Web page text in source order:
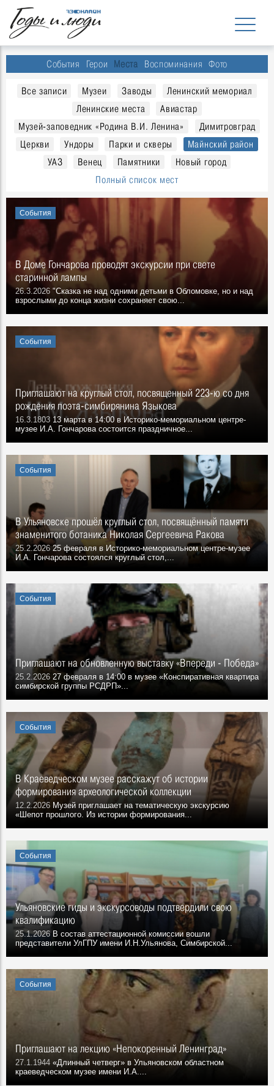
События Герои Места Воспоминания Фото
Все записи Музеи Заводы
Ленинский мемориал
Ленинские места
Авиастар
Музей-заповедник «Родина В.И. Ленина»
Димитровград
Церкви
Ундоры Парки и скверы
Майнский район
УАЗ
Венец Памятники
Новый город
Полный список мест
События
В Доме Гончарова проводят экскурсии при свете
старинной лампы
26.3.2026 "Сказка не над одними детьми в Обломовке, но и над
взрослыми до конца жизни сохраняет свою...
События
Приглашают на круглый стол, посвященный 223-ю со дня
рождения поэта-симбирянина Языкова
16.3.1803 13 марта в 14:00 в Историко-мемориальном центре-
музее И.А. Гончарова состоится праздничное...
События
В Ульяновске прошёл круглый стол, посвящённый памяти
знаменитого ботаника Николая Сергеевича Ракова
25.2.202625 февраля в Историко-мемориальном центре-музее
И.А. Гончарова состоялся круглый стол,...
События
Приглашают на обновленную выставку «Впереди - Победа»
25.2.2026 27 февраля в 14:00 в музее «Конспиративная квартира
симбирской группы РСДРП»...
События
В Краеведческом музее расскажут об истории
формирования археологической коллекции
12.2.2026 Музей приглашает на тематическую экскурсию
«Шепот прошлого. Из истории формирования...
События
Ульяновские гиды и экскурсоводы подтвердили свою
квалификацию
25.1.2026В состав аттестационной комиссии вошли
представители УлГПУ имени И.Н.Ульянова, Симбирской...
События
Приглашают на лекцию «Непокоренный Ленинград»
27.1.1944 «Длинный четверг» в Ульяновском областном
краеведческом музее имени И.А....